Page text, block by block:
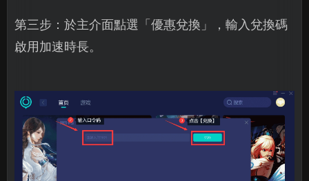
第三步：於主介面點選「優惠兌換」，輸入兌換碼
啟用加速時長。